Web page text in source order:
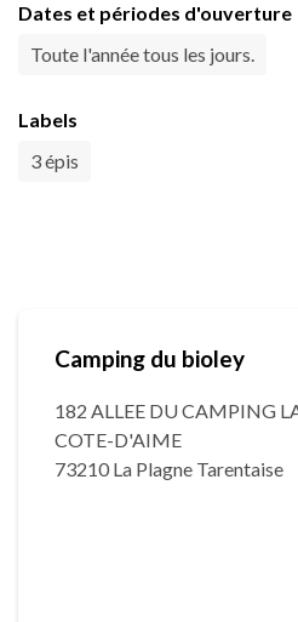
Dates et périodes d'ouverture
Toute l'année tous les jours.
Labels
3 épis
Camping du bioley
182 ALLEE DU CAMPING
COTE-D'AIME
73210 La Plagne Tarentaise